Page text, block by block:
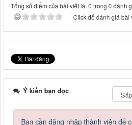
Tổng số điểm của bài viết là: 0 trong 0 đánh
Click để đánh giá bài
Ý kiến bạn đọc
Bạn cần đăng nhập thành viên để